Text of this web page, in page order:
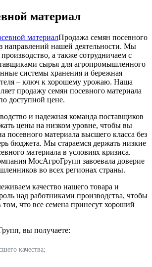
материал
Продажа семян посевного
направлений нашей деятельности. Мы
а также сотрудничаем с
сырья для агропромышленного
системы хранения и бережная
– ключ к хорошему урожаю. Наша
продажу семян посевного материала
доступной цене.
и надежная команда поставщиков
цены на низком уровне, чтобы вы
посевного материала высшего класса без
бюджета. Мы стараемся держать низкие
материала в условиях кризиса.
МосАгроГрупп завоевала доверие
во всех регионах страны.
качество нашего товара и
над работниками производства, чтобы
что все семена принесут хороший
вы получаете:
качества;